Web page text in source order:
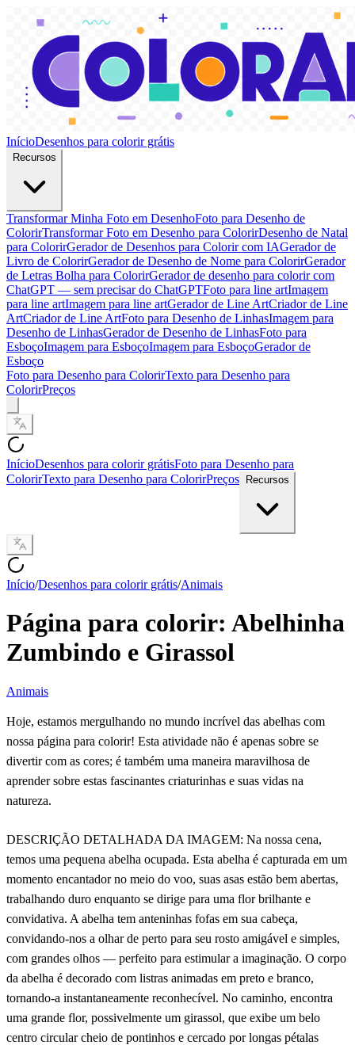
InícioDesenhos para colorir grátis
Recursos
Transformar Minha Foto em DesenhoFoto para Desenho de
ColorirTransformar Foto em Desenho para ColorirDesenho de Natal
para ColorirGerador de Desenhos para Colorir com IAGerador de
Livro de ColorirGerador de Desenho de Nome para ColorirGerador
de Letras Bolha para ColorirGerador de desenho para colorir com
ChatGPT — sem precisar do ChatGPTFoto para line artImagem
para line artImagem para line artGerador de Line ArtCriador de Line
ArtCriador de Line ArtFoto para Desenho de LinhasImagem para
Desenho de LinhasGerador de Desenho de LinhasFoto para
EsboçoImagem para EsboçoImagem para EsboçoGerador de
Esboço
Foto para Desenho para ColorirTexto para Desenho para
ColorirPreços
InícioDesenhos para colorir grátisFoto para Desenho para
ColorirTexto para Desenho para ColorirPreços Recursos
Início/Desenhos para colorir grátis/Animais
Página para colorir: Abelhinha
Zumbindo e Girassol
Animais
Hoje, estamos mergulhando no mundo incrível das abelhas com
nossa página para colorir! Esta atividade não é apenas sobre se
divertir com as cores; é também uma maneira maravilhosa de
aprender sobre estas fascinantes criaturinhas e suas vidas na
natureza.
DESCRIÇÃO DETALHADA DA IMAGEM: Na nossa cena,
temos uma pequena abelha ocupada. Esta abelha é capturada em um
momento encantador no meio do voo, suas asas estão bem abertas,
trabalhando duro enquanto se dirige para uma flor brilhante e
convidativa. A abelha tem anteninhas fofas em sua cabeça,
convidando-nos a olhar de perto para seu rosto amigável e simples,
com grandes olhos — perfeito para estimular a imaginação. O corpo
da abelha é decorado com listras animadas em preto e branco,
tornando-a instantaneamente reconhecível. No caminho, encontra
uma grande flor, possivelmente um girassol, que exibe um belo
centro circular cheio de pontinhos e cercado por longas pétalas